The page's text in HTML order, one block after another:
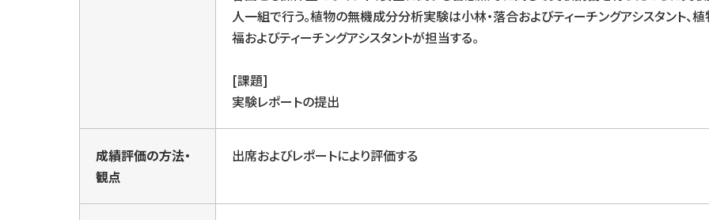
人一組で行う。植物の無機成分分析実験は小林・落合およびティーチングアシスタント、
福およびティーチングアシスタントが担当する。
[課題]
実験レポートの提出
成績評価の方法・
観点
出席およびレポートにより評価する